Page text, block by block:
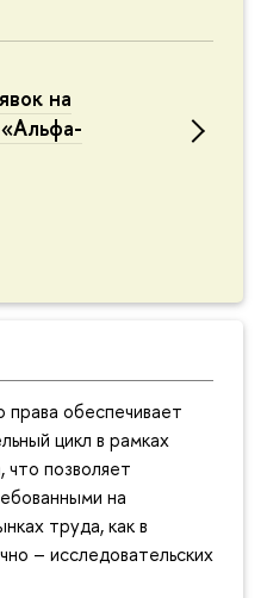
на
обеспечивает
цикл в рамках
что позволяет
на
труда, как в
– исследовательских